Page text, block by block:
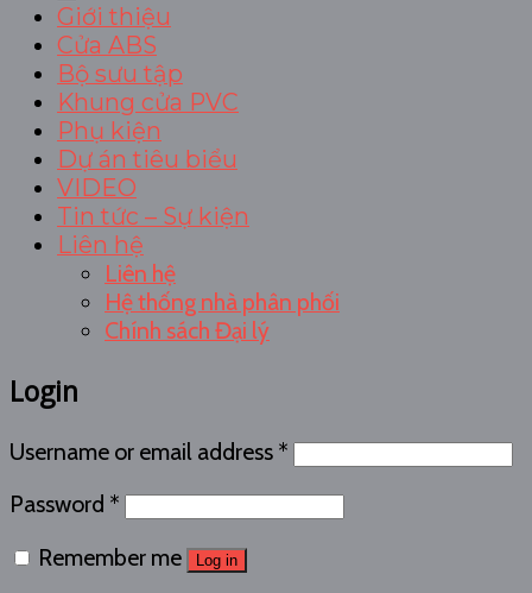
Giới thiệu
Cửa ABS
Bộ sưu tập
Khung cửa PVC
Phụ kiện
Dự án tiêu biểu
VIDEO
Tin tức – Sự kiện
Liên hệ
Liên hệ
Hệ thống nhà phân phối
Chính sách Đại lý
Login
Username or email address *
Password *
Remember me
Log in